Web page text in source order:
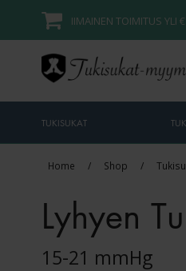
IIMAINEN TOIMITUS YLI
TUKISUKAT
Home / Shop /
Lyhyen
15-21 mmHg